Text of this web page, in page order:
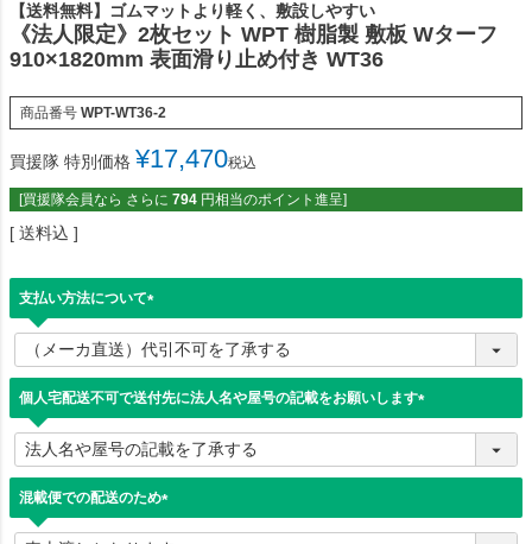
【送料無料】ゴムマットより軽く、敷設しやすい
《法人限定》2枚セット WPT 樹脂製 敷板 Wターフ
910×1820mm 表面滑り止め付き WT36
商品番号 WPT-WT36-2
買援隊 特別価格 ¥17,470税込
[買援隊会員なら さらに 794 円相当のポイント進呈]
送料込
支払い方法について
必
須
)
個人宅配送不可で送付先に法人名や屋号の記載をお願いします
須
混載便での配送のため